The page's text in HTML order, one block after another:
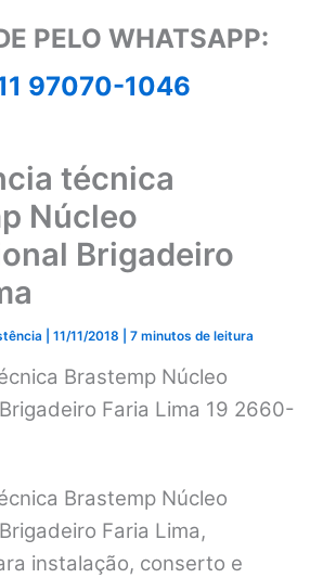
PELO WHATSAPP:
97070-1046
técnica
Núcleo
Brigadeiro
|11/11/2018 |7 minutos de leitura
Brastemp Núcleo
Faria Lima 19 2660-
Brastemp Núcleo
Faria Lima,
instalação, conserto e